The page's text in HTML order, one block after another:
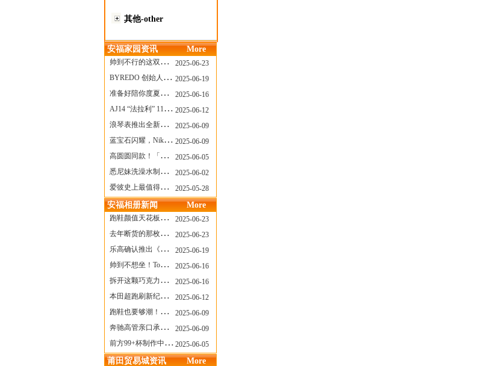
其他-other
安福家园资讯 More
帅到不行的这双跑鞋，其实藏着Nike第一位签约跑者的故事
2025-06-23
BYREDO 创始人离任，也带走了那份灵魂感
2025-06-19
准备好陪你度夏，nanamica x Suicoke 新联名来了
2025-06-16
AJ14 “法拉利” 11年后回归，红色超跑气场全开
2025-06-12
浪琴表推出全新先行者系列祖鲁时间1925腕表
2025-06-09
蓝宝石闪耀，Nike Air Max DN8 华丽变身
2025-06-09
高圆圆同款！「赤足New Balance」新联名曝光，铺货了
2025-06-05
悉尼妹洗澡水制成肥皂开启售卖！男粉：这肥皂能吃吗？
2025-06-02
爱彼史上最值得看的大展！揭秘150年传奇制表背后
2025-05-28
安福相册新闻 More
跑鞋颜值天花板？日常也能帅一脸
2025-06-23
去年断货的那枚表， CASIO指环表又要发售了
2025-06-23
乐高确认推出《哥斯拉》积木，这设计也太酷了！
2025-06-19
帅到不想坐！Tom Sachs x Helinox 这把露营椅太炸了
2025-06-16
拆开这颗巧克力，居然是皮卡丘？
2025-06-16
本田超跑刷新纪录了！700万元成交价
2025-06-12
跑鞋也要够潮！昂跑 x Slam Jam 联名即将发售
2025-06-09
奔驰高管亲口承认：电动G级，完全失败了！
2025-06-09
前方99+杯制作中！「爷爷不泡茶」苹果狗、桃桃喵，今夏顶流潮饮！
2025-06-05
莆田贸易城资讯 More